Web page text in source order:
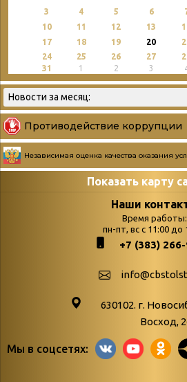
3 4 5 6
10
11 12 13
17
18 19 20
24 25 26 27
31
1 2 3
Противодействие коррупции
Независимая оценка качества оказания
Показать карту
Страницы
podvedenie-itogov-festivalya-
paskhalnaya-palitra
Библионочь – как ярмарка точь-
Наши
Время работы:
пн-пт, вс с 11:00 до
+7 (383)
630102. г.
Восход,
Мы в соцсетях: